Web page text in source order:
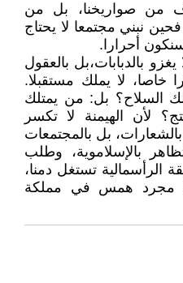
من صواريخنا، بل من
نبني مجتمعا لا يحتاج
أحرارا.
بالدبابات،بل بالعقول
خاصا، لا يملك مستقبلا.
السلاح؟ بل: من يمتلك
لأن الهيمنة لا تكسر
بل بالمجتمعات
بالإسلاموية، وطلب
الرأسمالية تستغل دمنا،
مجرد همس في مملكة